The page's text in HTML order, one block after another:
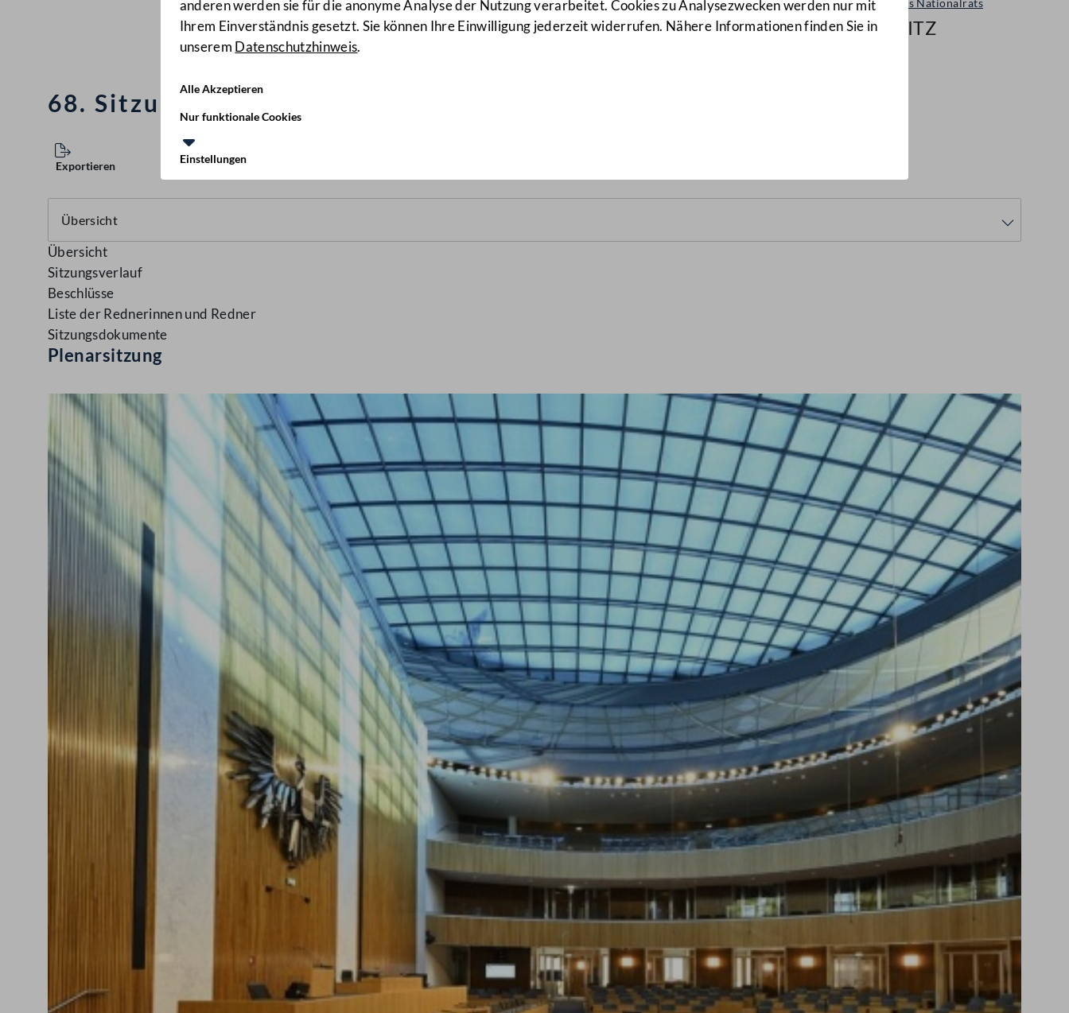
anderen werden sie für die anonyme Analyse der Nutzung verarbeitet. Cookies zu Analysezwecken werden nur mit
Ihrem Einverständnis gesetzt. Sie können Ihre Einwilligung jederzeit widerrufen. Nähere Informationen finden Sie in
unserem Datenschutzhinweis.
Alle Akzeptieren
Nur funktionale Cookies
Einstellungen
Sitzungen des Nationalrats
68/NRSITZ
68. Sitzung des Nationalrats vom 22. April 2015
Exportieren
Übersicht
Sitzungsverlauf
Beschlüsse
Liste der Rednerinnen und Redner
Sitzungsdokumente
Plenarsitzung